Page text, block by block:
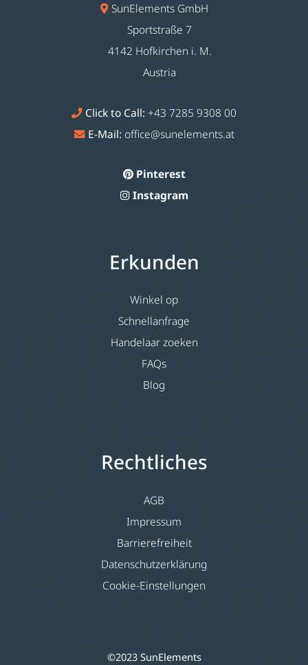
SunElements GmbH
Sportstraße 7
4142 Hofkirchen i. M.
Austria
Click to Call: +43 7285 9308 00
E-Mail: office@sunelements.at
Pinterest
Instagram
Erkunden
Winkel op
Schnellanfrage
Handelaar zoeken
FAQs
Blog
Rechtliches
AGB
Impressum
Barrierefreiheit
Datenschutzerklärung
Cookie-Einstellungen
©2023 SunElements